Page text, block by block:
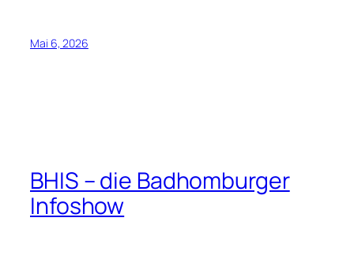
Mai 6, 2026
BHIS – die Badhomburger
Infoshow